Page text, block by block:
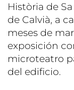
Història de
de Calvià, a
meses de
exposición
microteatro
del edificio.